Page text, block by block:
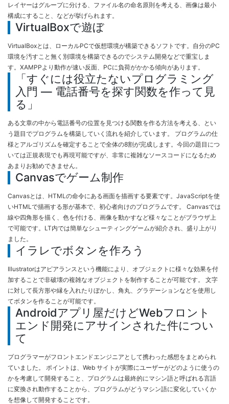
レイヤーはグループに分ける、ファイル名の命名原則を考える、画像は最小
構成にすること、などが挙げられます。
VirtualBoxで遊ぼ
VirtualBoxとは、ローカルPCで仮想環境が構築できるソフトです。自分のPC
環境を汚すこと無く別環境を構築できるのでシステム開発などで重宝しま
す。XAMPPより動作が速い反面、PCに負荷がかかる傾向があります。
「すぐには役立たないプログラミング
入門 — 電話番号を探す関数を作って見
る」
ある文章の中から電話番号の位置を見つける関数を作る方法を考える、とい
う題目でプログラムを構築していく流れを紹介しています。 プログラムの仕
様とアルゴリズムを確定することで全体の8割が完成します。今回の題目につ
いては正規表現でも再現可能ですが、非常に複雑なソースコードになるため
あまりお勧めできません。
Canvasでゲーム制作
Canvasとは、HTMLの命令にある画面を描画する要素です。JavaScriptを使
いHTMLで描画する形が基本で、初心者向けのプログラムです。 Canvasでは
線や四角形を描く、色を付ける、画像を動かすなど様々なことがブラウザ上
で可能です。LT内では簡単なシューティングゲームが紹介され、盛り上がり
ました。
イラレでボタンを作ろう
Illustratorはアピアランスという機能により、オブジェクトに様々な効果を付
加することで非破壊の複雑なオブジェクトを制作することが可能です。 文字
に対して長方形や縁を入れたりぼかし、角丸、グラデーションなどを使用し
てボタンを作ることが可能です。
Androidアプリ屋だけどWebフロント
エンド開発にアサインされた件につい
て
プログラマーがフロントエンドエンジニアとして携わった感想をまとめられ
ていました。 ポイントは、Web サイトが実際にユーザーがどのように使うの
かを考慮して開発すること、プログラムは最終的にマシン語と呼ばれる言語
に変換され動作することから、プログラムがどうマシン語に変化していくか
を想像して開発することです。